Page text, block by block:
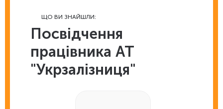
ЩО ВИ ЗНАЙШЛИ:
Посвідчення
працівника АТ
"Укрзалізниця"